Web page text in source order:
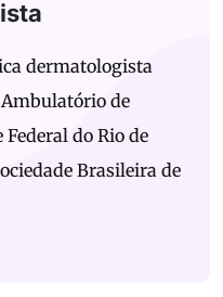
dermatologista
Ambulatório de
do Rio de
Brasileira de